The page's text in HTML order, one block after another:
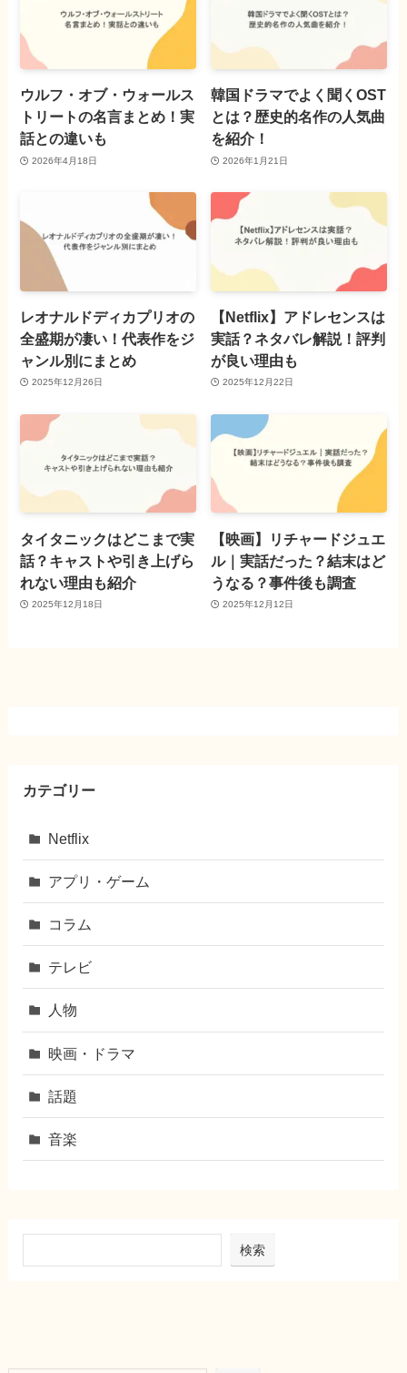
ウルフ・オブ・ウォールス
トリートの名言まとめ！実
話との違いも
2026年4月18日
韓国ドラマでよく聞くOST
とは？歴史的名作の人気曲
を紹介！
2026年1月21日
レオナルドディカプリオの
全盛期が凄い！代表作をジ
ャンル別にまとめ
2025年12月26日
【Netflix】アドレセンスは
実話？ネタバレ解説！評判
が良い理由も
2025年12月22日
タイタニックはどこまで実
話？キャストや引き上げら
れない理由も紹介
2025年12月18日
【映画】リチャードジュエ
ル｜実話だった？結末はど
うなる？事件後も調査
2025年12月12日
カテゴリー
Netflix
アプリ・ゲーム
コラム
テレビ
人物
映画・ドラマ
話題
音楽
検索